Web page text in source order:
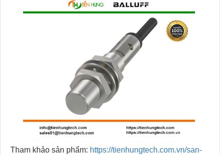
Tham khảo sản phẩm: https://tienhungtech.com.vn/san-